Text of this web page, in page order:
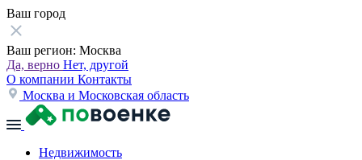
Ваш город
Ваш регион: Москва
Да, верно Нет, другой
О компании Контакты
Москва и Московская область
Недвижимость